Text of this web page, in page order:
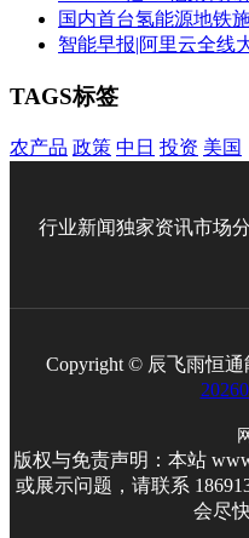
国内首台氢能源地铁
智能早报|阿里云全线
TAGS标签
农产品 政策 中日 投资 美国
行业新闻独家资讯市场
Copyright © 辰飞雨恒
版权与免责声明：本站
或展示问题，请联系
会尽